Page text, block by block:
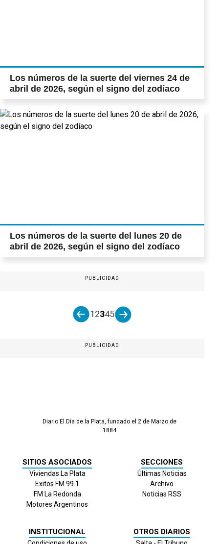
Los números de la suerte del viernes 24 de
abril de 2026, según el signo del zodíaco
Los números de la suerte del lunes 20 de
abril de 2026, según el signo del zodíaco
PUBLICIDAD
12345
PUBLICIDAD
Diario El Día de la Plata, fundado el 2 de Marzo de
1884
SITIOS ASOCIADOS
Viviendas La Plata
Exitos FM 99.1
FM La Redonda
Motores Argentinos
SECCIONES
Últimas Noticias
Archivo
Noticias RSS
INSTITUCIONAL OTROS DIARIOS